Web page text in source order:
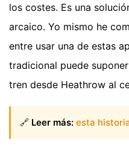
los costes. Es una
arcaico. Yo mismo he
entre usar una de estas
tradicional puede
tren desde Heathrow al
🔗 Leer más: esta